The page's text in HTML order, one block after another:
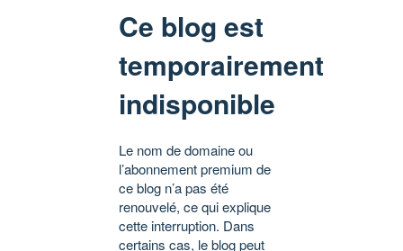
Ce blog est
temporairement
indisponible
Le nom de domaine ou
l’abonnement premium de
ce blog n’a pas été
renouvelé, ce qui explique
cette interruption. Dans
certains cas, le blog peut